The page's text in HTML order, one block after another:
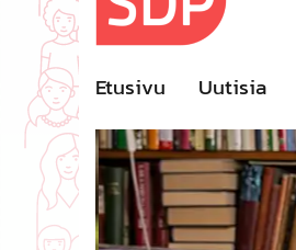
Etusivu Uutisia